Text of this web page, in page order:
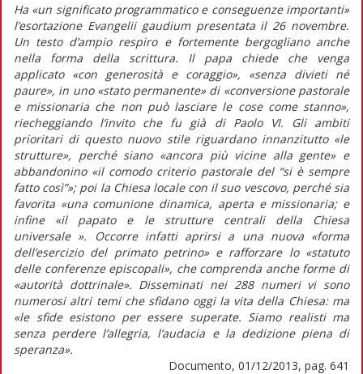
Ha «un significato programmatico e conseguenze importanti»
l’esortazione Evangelii gaudium presentata il 26 novembre.
Un testo d’ampio respiro e fortemente bergogliano anche
nella forma della scrittura. Il papa chiede che venga
applicato «con generosità e coraggio», «senza divieti né
paure», in uno «stato permanente» di «conversione pastorale
e missionaria che non può lasciare le cose come stanno»,
riecheggiando l’invito che fu già di Paolo VI. Gli ambiti
prioritari di questo nuovo stile riguardano innanzitutto «le
strutture», perché siano «ancora più vicine alla gente» e
abbandonino «il comodo criterio pastorale del “si è sempre
fatto così”»; poi la Chiesa locale con il suo vescovo, perché sia
favorita «una comunione dinamica, aperta e missionaria; e
infine «il papato e le strutture centrali della Chiesa
universale ». Occorre infatti aprirsi a una nuova «forma
dell’esercizio del primato petrino» e rafforzare lo «statuto
delle conferenze episcopali», che comprenda anche forme di
«autorità dottrinale». Disseminati nei 288 numeri vi sono
numerosi altri temi che sfidano oggi la vita della Chiesa: ma
«le sfide esistono per essere superate. Siamo realisti ma
senza perdere l’allegria, l’audacia e la dedizione piena di
speranza».
Documento, 01/12/2013, pag. 641